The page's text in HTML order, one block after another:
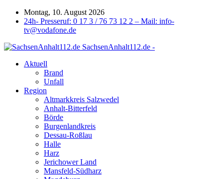
Montag, 10. August 2026
24h- Presseruf: 0 17 3 / 76 73 12 2 – Mail: info-
tv@vodafone.de
SachsenAnhalt112.de -
Aktuell
Brand
Unfall
Region
Altmarkkreis Salzwedel
Anhalt-Bitterfeld
Börde
Burgenlandkreis
Dessau-Roßlau
Halle
Harz
Jerichower Land
Mansfeld-Südharz